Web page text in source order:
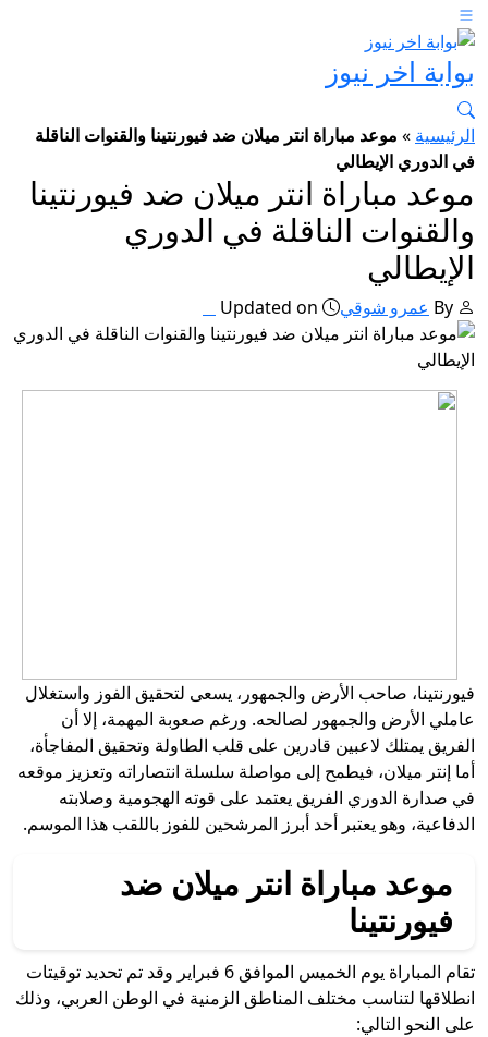
بوابة اخر نيوز
الرئيسية » موعد مباراة انتر ميلان ضد فيورنتينا والقنوات الناقلة
في الدوري الإيطالي
موعد مباراة انتر ميلان ضد فيورنتينا
والقنوات الناقلة في الدوري
الإيطالي
By عمرو شوقي Updated on
فيورنتينا، صاحب الأرض والجمهور، يسعى لتحقيق الفوز واستغلال
عاملي الأرض والجمهور لصالحه. ورغم صعوبة المهمة، إلا أن
الفريق يمتلك لاعبين قادرين على قلب الطاولة وتحقيق المفاجأة،
أما إنتر ميلان، فيطمح إلى مواصلة سلسلة انتصاراته وتعزيز موقعه
في صدارة الدوري الفريق يعتمد على قوته الهجومية وصلابته
الدفاعية، وهو يعتبر أحد أبرز المرشحين للفوز باللقب هذا الموسم.
موعد مباراة انتر ميلان ضد
فيورنتينا
تقام المباراة يوم الخميس الموافق 6 فبراير وقد تم تحديد توقيتات
انطلاقها لتناسب مختلف المناطق الزمنية في الوطن العربي، وذلك
على النحو التالي: